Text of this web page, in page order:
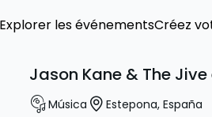
Explorer les événementsCréez
Jason Kane & The Jive
Música Estepona, España